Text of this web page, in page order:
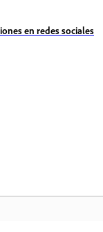
en redes sociales